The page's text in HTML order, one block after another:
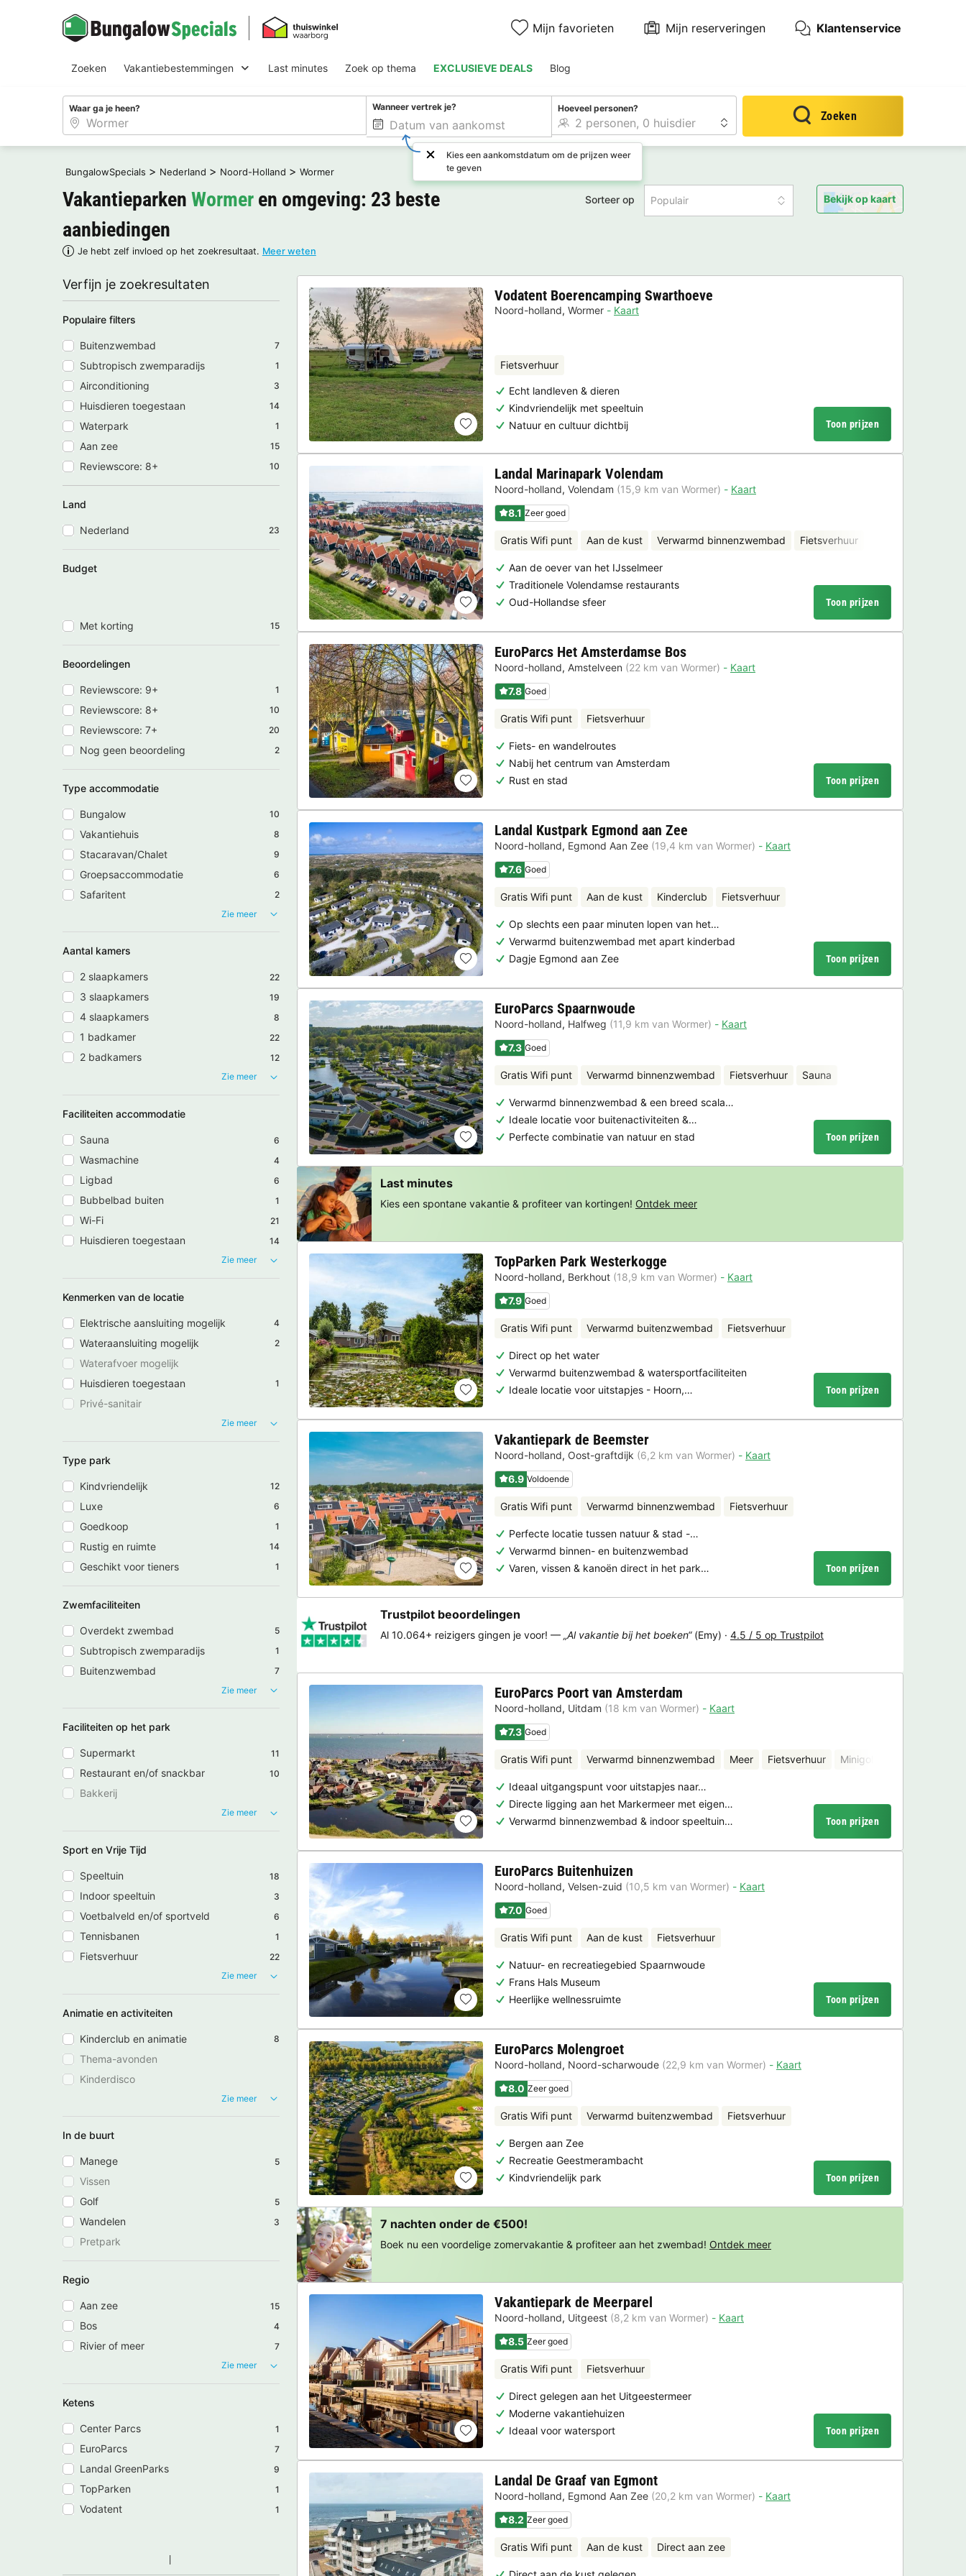
Mijn favorieten Mijn reserveringen Klantenservice
Zoeken Vakantiebestemmingen Last minutes Zoek op thema EXCLUSIEVE DEALS Blog
Waar ga je heen? Wanneer vertrek je?
Kies een aankomstdatum om de prijzen weer
te geven
Hoeveel personen?
Zoeken
BungalowSpecials > Nederland > Noord-Holland > Wormer
Vakantieparken Wormer en omgeving: 23 beste
aanbiedingen
Je hebt zelf invloed op het zoekresultaat. Meer weten
Sorteer op Populair Bekijk op kaart
Verfijn je zoekresultaten
Populaire filters
Buitenzwembad 7
Subtropisch zwemparadijs 1
Airconditioning 3
Huisdieren toegestaan 14
Waterpark 1
Aan zee 15
Reviewscore: 8+ 10
Land
Nederland 23
Budget
Met korting 15
Beoordelingen
Reviewscore: 9+ 1
Reviewscore: 8+ 10
Reviewscore: 7+ 20
Nog geen beoordeling 2
Type accommodatie
Bungalow 10
Vakantiehuis 8
Stacaravan/Chalet 9
Groepsaccommodatie 6
Safaritent
2
Zie meer
Aantal kamers
2 slaapkamers 22
3 slaapkamers 19
4 slaapkamers 8
1 badkamer 22
2 badkamers
12
Zie meer
Faciliteiten accommodatie
Sauna 6
Wasmachine 4
Ligbad 6
Bubbelbad buiten 1
Wi-Fi 21
Huisdieren toegestaan
14
Zie meer
Kenmerken van de locatie
Elektrische aansluiting mogelijk 4
Wateraansluiting mogelijk 2
Waterafvoer mogelijk
Huisdieren toegestaan
1
Privé-sanitair
Zie meer
Type park
Kindvriendelijk 12
Luxe 6
Goedkoop 1
Rustig en ruimte 14
Geschikt voor tieners 1
Zwemfaciliteiten
Overdekt zwembad 5
Subtropisch zwemparadijs 1
Buitenzwembad
7
Zie meer
Faciliteiten op het park
Supermarkt 11
Restaurant en/of snackbar 10
Bakkerij
Zie meer
Sport en Vrije Tijd
Speeltuin 18
Indoor speeltuin 3
Voetbalveld en/of sportveld 6
Tennisbanen 1
Fietsverhuur
22
Zie meer
Animatie en activiteiten
Kinderclub en animatie 8
Thema-avonden
Kinderdisco
Zie meer
In de buurt
Manege 5
Vissen
Golf
5
Wandelen 3
Pretpark
Regio
Aan zee 15
Bos 4
Rivier of meer
7
Zie meer
Ketens
Center Parcs 1
EuroParcs 7
Landal GreenParks 9
TopParken 1
Vodatent 1
Vodatent Boerencamping Swarthoeve
Noord-holland, Wormer Kaart
Fietsverhuur
Echt landleven & dieren
Kindvriendelijk met speeltuin
Natuur en cultuur dichtbij
Toon prijzen
Landal Marinapark Volendam
Noord-holland, Volendam (15,9 km van Wormer)
Kaart
8.1 Zeer goed
Gratis Wifi punt Aan de kust Verwarmd binnenzwembad Fietsverhuur
Aan de oever van het IJsselmeer
Traditionele Volendamse restaurants
Oud-Hollandse sfeer
Toon prijzen
EuroParcs Het Amsterdamse Bos
Noord-holland, Amstelveen (22 km van Wormer)
Kaart
7.8 Goed
Gratis Wifi punt Fietsverhuur
Fiets- en wandelroutes
Nabij het centrum van Amsterdam
Rust en stad
Toon prijzen
Landal Kustpark Egmond aan Zee
Noord-holland, Egmond Aan Zee (19,4 km van Wormer)
Kaart
7.6 Goed
Gratis Wifi punt Aan de kust Kinderclub Fietsverhuur
Op slechts een paar minuten lopen van het…
Verwarmd buitenzwembad met apart kinderbad
Dagje Egmond aan Zee
Toon prijzen
EuroParcs Spaarnwoude
Noord-holland, Halfweg (11,9 km van Wormer)
Kaart
7.3 Goed
Gratis Wifi punt Verwarmd binnenzwembad Fietsverhuur Sauna
Verwarmd binnenzwembad & een breed scala…
Ideale locatie voor buitenactiviteiten &…
Perfecte combinatie van natuur en stad
Toon prijzen
TopParken Park Westerkogge
Noord-holland, Berkhout (18,9 km van Wormer)
Kaart
7.9 Goed
Gratis Wifi punt Verwarmd buitenzwembad Fietsverhuur
Direct op het water
Verwarmd buitenzwembad & watersportfaciliteiten
Ideale locatie voor uitstapjes - Hoorn,…
Toon prijzen
Vakantiepark de Beemster
Noord-holland, Oost-graftdijk (6,2 km van Wormer)
Kaart
6.9 Voldoende
Gratis Wifi punt Verwarmd binnenzwembad Fietsverhuur
Perfecte locatie tussen natuur & stad -…
Verwarmd binnen- en buitenzwembad
Varen, vissen & kanoën direct in het park…
Toon prijzen
EuroParcs Poort van Amsterdam
Noord-holland, Uitdam (18 km van Wormer)
Kaart
7.3 Goed
Gratis Wifi punt Verwarmd binnenzwembad Meer Fietsverhuur Minigolf
Ideaal uitgangspunt voor uitstapjes naar…
Directe ligging aan het Markermeer met eigen…
Verwarmd binnenzwembad & indoor speeltuin…
Toon prijzen
EuroParcs Buitenhuizen
Noord-holland, Velsen-zuid (10,5 km van Wormer)
Kaart
7.0 Goed
Gratis Wifi punt Aan de kust Fietsverhuur
Natuur- en recreatiegebied Spaarnwoude
Frans Hals Museum
Heerlijke wellnessruimte
Toon prijzen
EuroParcs Molengroet
Noord-holland, Noord-scharwoude (22,9 km van Wormer)
Kaart
8.0 Zeer goed
Gratis Wifi punt Verwarmd buitenzwembad Fietsverhuur
Bergen aan Zee
Recreatie Geestmerambacht
Kindvriendelijk park
Toon prijzen
Vakantiepark de Meerparel
Noord-holland, Uitgeest (8,2 km van Wormer)
Kaart
8.5 Zeer goed
Gratis Wifi punt Fietsverhuur
Direct gelegen aan het Uitgeestermeer
Moderne vakantiehuizen
Ideaal voor watersport
Toon prijzen
Landal De Graaf van Egmont
Noord-holland, Egmond Aan Zee (20,2 km van Wormer)
Kaart
8.2 Zeer goed
Gratis Wifi punt Aan de kust Direct aan zee
Last minutes
Kies een spontane vakantie & profiteer van kortingen! Ontdek meer
Trustpilot beoordelingen
Al 10.064+ reizigers gingen je voor! — „Al vakantie bij het boeken“(Emy) · 4.5 / 5 op Trustpilot
7 nachten onder de €500!
Boek nu een voordelige zomervakantie & profiteer aan het zwembad! Ontdek meer